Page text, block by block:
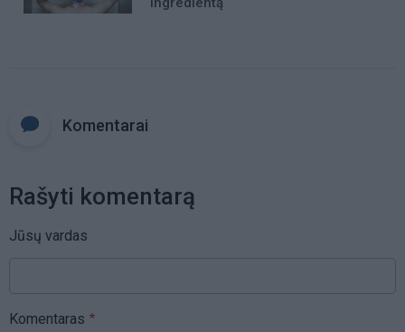
Komentarai
Rašyti komentarą
Jūsų vardas
Komentaras